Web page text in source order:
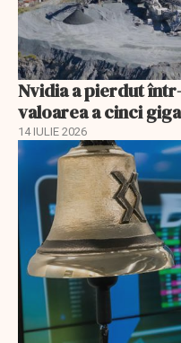
Nvidia a pierdut
valoarea a cinci
14 IULIE 2026